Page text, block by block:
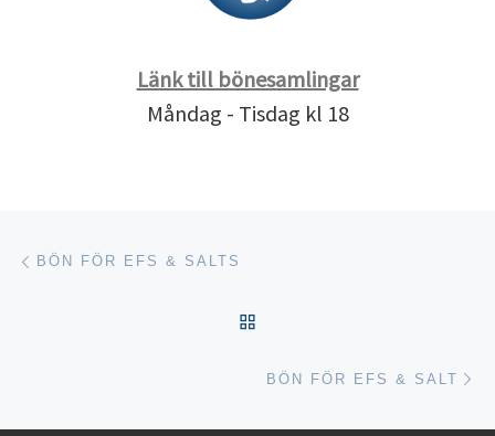
Länk till bönesamlingar
Måndag - Tisdag kl 18
Inläggsnavigering
BÖN FÖR EFS & SALTS
BÖN FÖR EFS & SALT